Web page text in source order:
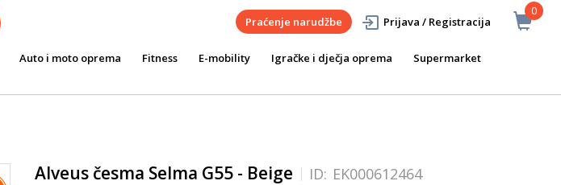
0
Praćenje narudžbe Prijava / Registracija
Auto i moto oprema Fitness E-mobility Igračke i dječja oprema
Supermarket
Alveus česma Selma G55 - Beige ID: EK000612464